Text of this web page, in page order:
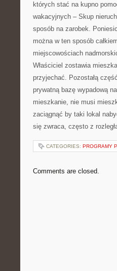
których stać na kupno
wakacyjnych – Skup
sposób na zarobek.
można w ten sposób
miejscowościach
Właściciel zostawia
przyjechać. Pozostałą
prywatną bazę wypadową
mieszkanie, nie musi
zaciągnąć by taki lokal
się zwraca, często z
CATEGORIES: PROGRAMY
Comments are closed.